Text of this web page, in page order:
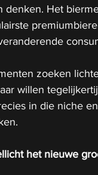
denken. Het
zoeken
willen
in die niche
het nieuwe